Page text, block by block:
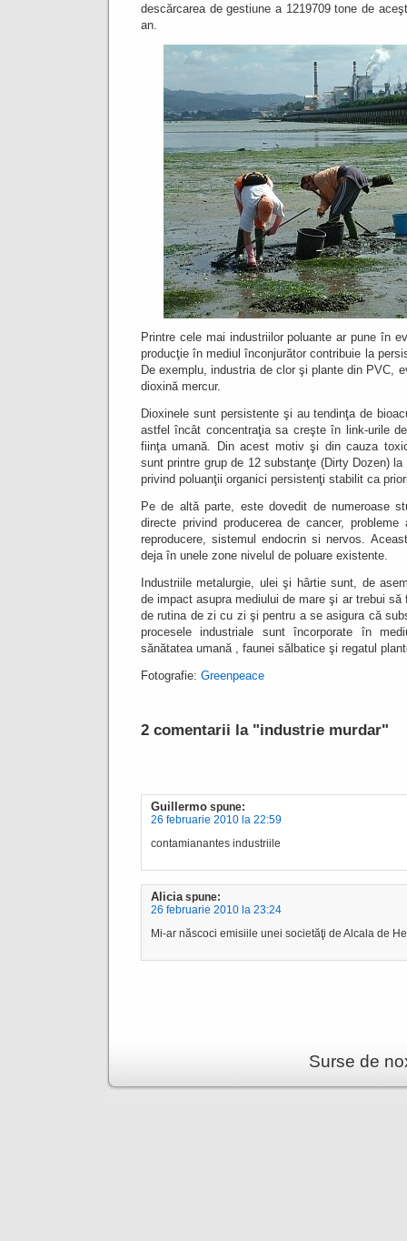
descărcarea de gestiune a 1219709 tone de
an.
Printre cele mai industriilor poluante ar pune în
producţie în mediul înconjurător contribuie la
De exemplu, industria de clor şi plante din PVC,
dioxină mercur.
Dioxinele sunt persistente şi au tendinţa de
astfel încât concentraţia sa creşte în link-urile
fiinţa umană.
Din acest motiv şi din cauza
sunt printre grup de 12 substanţe (Dirty Dozen)
privind poluanţii organici persistenţi stabilit ca
Pe de altă parte, este dovedit de numeroase
directe privind producerea de cancer,
reproducere, sistemul endocrin si nervos.
deja în unele zone nivelul de poluare existente.
Industriile metalurgie, ulei şi hârtie sunt, de
de impact asupra mediului de mare şi ar trebui să
de rutina de zi cu zi şi pentru a se asigura că
procesele industriale sunt încorporate în
sănătatea umană , faunei sălbatice şi regatul
Fotografie: Greenpeace
2 comentarii la "industrie murdar"
Guillermo spune:
26 februarie 2010 la 22:59
contamianantes industriile
Alicia spune:
26 februarie 2010 la 23:24
Mi-ar născoci emisiile unei societăţi de Alcala de
Surse de